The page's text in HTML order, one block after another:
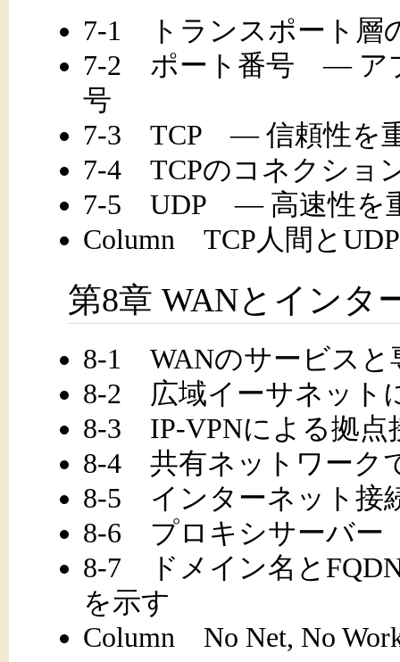
7-1 トランスポート層
7-2 ポート番号 ― ア
号
7-3 TCP ― 信頼性を
7-4 TCPのコネクショ
7-5 UDP ― 高速性を
Column TCP人間と
第8章 WANとインタ
8-1 WANのサービスと
8-2 広域イーサネット
8-3 IP-VPNによる拠点
8-4 共有ネットワーク
8-5 インターネット接
8-6 プロキシサーバ
8-7 ドメイン名と
を示す
Column No Net, No